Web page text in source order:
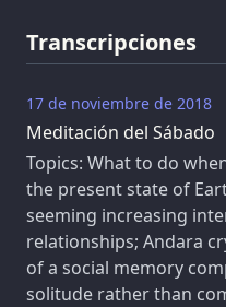
Transcripciones
17 de noviembre de 2018
Meditación del Sábado
Topics: What to do
the present state of
seeming increasing
relationships; Andara
of a social memory
solitude rather than